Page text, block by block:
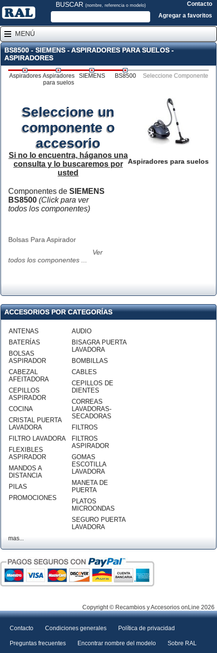
BUSCAR (nombre, referencia o modelo)
Contacto
Agregar a favoritos
MENÚ
BS8500 - SIEMENS - ASPIRADORES PARA SUELOS -
ASPIRADORES
Aspiradores Aspiradores
para suelos
SIEMENS BS8500 Seleccione Componente
Aspiradores para suelos
Seleccione un
componente o
accesorio
Si no lo encuentra, háganos una
consulta y lo buscaremos por
usted
Componentes de SIEMENS
BS8500 (Click para ver
todos los componentes)
Bolsas Para Aspirador
Ver
todos los componentes ...
ACCESORIOS POR CATEGORÍAS
ANTENAS
BATERÍAS
BOLSAS
ASPIRADOR
CABEZAL
AFEITADORA
CEPILLOS
ASPIRADOR
COCINA
CRISTAL PUERTA
LAVADORA
FILTRO LAVADORA
FLEXIBLES
ASPIRADOR
MANDOS A
DISTANCIA
PILAS
PROMOCIONES
AUDIO
BISAGRA PUERTA
LAVADORA
BOMBILLAS
CABLES
CEPILLOS DE
DIENTES
CORREAS
LAVADORAS-
SECADORAS
FILTROS
FILTROS
ASPIRADOR
GOMAS
ESCOTILLA
LAVADORA
MANETA DE
PUERTA
PLATOS
MICROONDAS
SEGURO PUERTA
LAVADORA
mas...
Copyright © Recambios y Accesorios onLine 2026
Contacto Condiciones generales Política de privacidad
Preguntas frecuentes Encontrar nombre del modelo Sobre RAL